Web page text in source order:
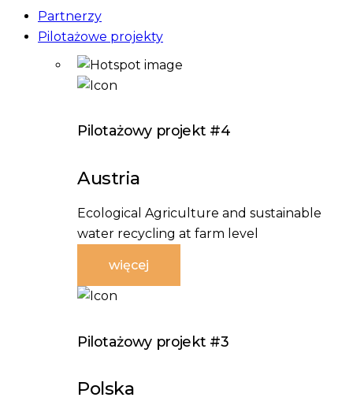
Partnerzy
Pilotażowe projekty
Pilotażowy projekt #4
Austria
Ecological Agriculture and sustainable
water recycling at farm level
więcej
Pilotażowy projekt #3
Polska